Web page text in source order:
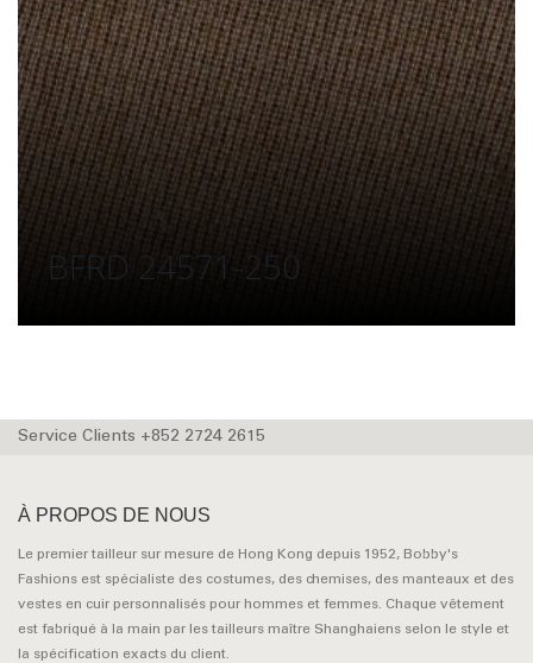
BFRD 24571-250
Service Clients +852 2724 2615
À PROPOS DE NOUS
Le premier tailleur sur mesure de Hong Kong depuis 1952, Bobby's
Fashions est spécialiste des costumes, des chemises, des manteaux et des
vestes en cuir personnalisés pour hommes et femmes. Chaque vêtement
est fabriqué à la main par les tailleurs maître Shanghaiens selon le style et
la spécification exacts du client.